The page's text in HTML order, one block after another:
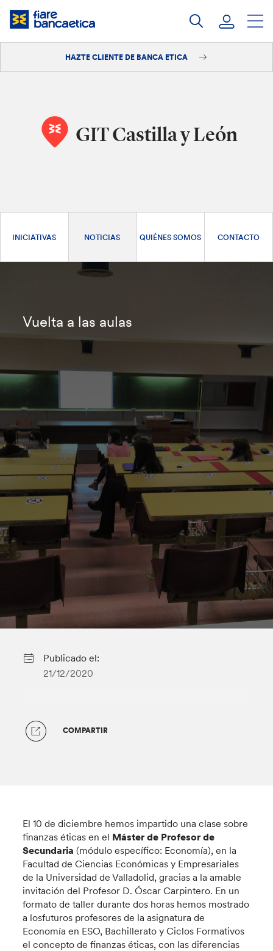
Saltar
HAZTE CLIENTE DE BANCA ETICA
GIT Castilla y León
INICIATIVAS NOTICIAS QUIÉNES SOMOS CONTACTO
Vuelta a las aulas
Publicado el:
21/12/2020
COMPARTIR
El 10 de diciembre hemos impartido una clase sobre
finanzas éticas en el Máster de Profesor de
Secundaria (módulo específico: Economía), en la
Facultad de Ciencias Económicas y Empresariales
de la Universidad de Valladolid, gracias a la amable
invitación del Profesor D. Óscar Carpintero. En un
formato de taller durante dos horas hemos mostrado
a losfuturos profesores de la asignatura de
Economía en ESO, Bachillerato y Ciclos Formativos
el concepto de finanzas éticas, con las diferencias